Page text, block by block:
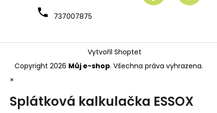
737007875
Vytvořil Shoptet
Copyright 2026 Můj e-shop. Všechna práva vyhrazena.
×
Splátková kalkulačka ESSOX